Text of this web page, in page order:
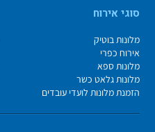
סוגי אירוח
מלונות בוטיק
אירוח כפרי
מלונות ספא
מלונות גלאט כשר
הזמנת מלונות לועדי עובדים